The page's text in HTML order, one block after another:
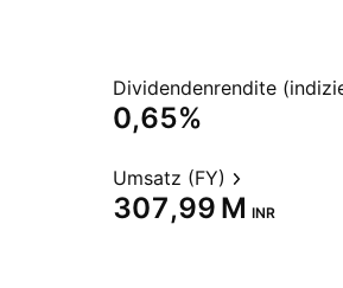
Dividendenrendite
0,65%
Umsatz (FY)
‪307,99 M‬ INR